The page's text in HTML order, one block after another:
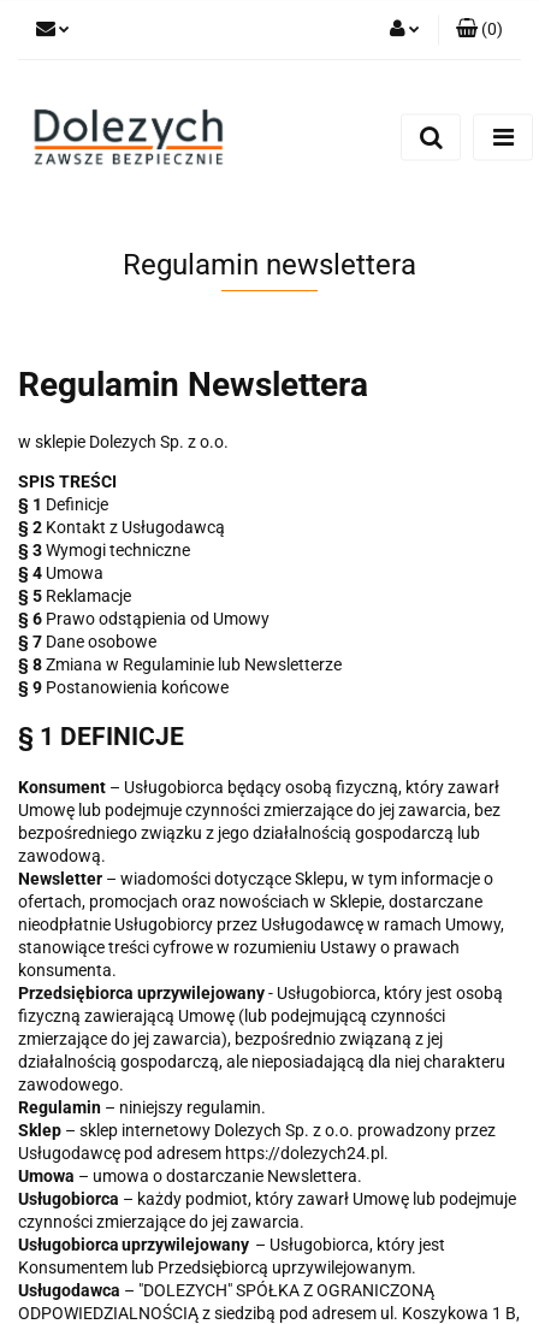
(0)
Regulamin newslettera
Regulamin Newslettera
w sklepie Dolezych Sp. z o.o.
SPIS TREŚCI
§ 1 Definicje
§ 2 Kontakt z Usługodawcą
§ 3Wymogi techniczne
§ 4 Umowa
§ 5 Reklamacje
§ 6 Prawo odstąpienia od Umowy
§ 7 Dane osobowe
§ 8Zmiana w Regulaminie lub Newsletterze
§ 9 Postanowienia końcowe
§ 1 DEFINICJE
Konsument – Usługobiorca będący osobą fizyczną, który zawarł
Umowę lub podejmuje czynności zmierzające do jej zawarcia, bez
bezpośredniego związku z jego działalnością gospodarczą lub
zawodową.
Newsletter – wiadomości dotyczące Sklepu, w tym informacje o
ofertach, promocjach oraz nowościach w Sklepie, dostarczane
nieodpłatnie Usługobiorcy przez Usługodawcę w ramach Umowy,
stanowiące treści cyfrowe w rozumieniu Ustawy o prawach
konsumenta.
Przedsiębiorca uprzywilejowany- Usługobiorca, który jest osobą
fizyczną zawierającą Umowę (lub podejmującą czynności
zmierzające do jej zawarcia), bezpośrednio związaną z jej
działalnością gospodarczą, ale nieposiadającą dla niej charakteru
zawodowego.
Regulamin – niniejszy regulamin.
Sklep – sklep internetowy Dolezych Sp. z o.o. prowadzony przez
Usługodawcę pod adresem https://dolezych24.pl.
Umowa – umowa o dostarczanie Newslettera.
Usługobiorca – każdy podmiot, który zawarł Umowę lub podejmuje
czynności zmierzające do jej zawarcia.
Usługobiorca uprzywilejowany – Usługobiorca, który jest
Konsumentem lub Przedsiębiorcą uprzywilejowanym.
Usługodawca – "DOLEZYCH" SPÓŁKA Z OGRANICZONĄ
ODPOWIEDZIALNOŚCIĄ z siedzibą pod adresem ul. Koszykowa 1 B,